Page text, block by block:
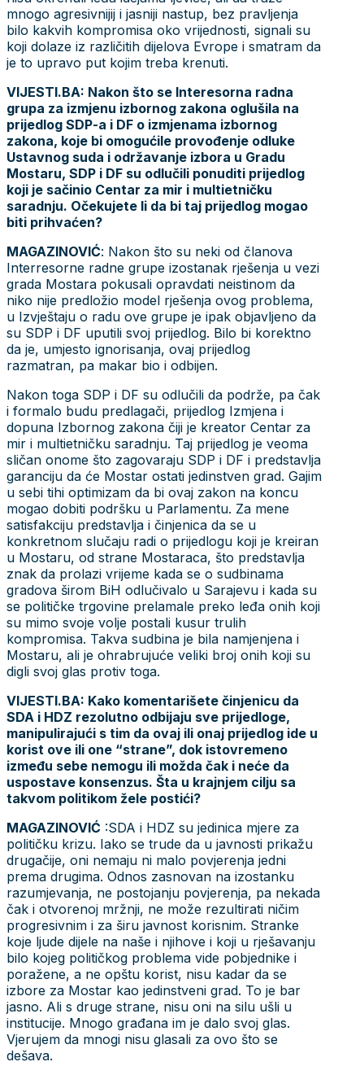
mnogo agresivnijij i jasniji nastup, bez pravljenja
bilo kakvih kompromisa oko vrijednosti, signali su
koji dolaze iz različitih dijelova Evrope i smatram da
je to upravo put kojim treba krenuti.
VIJESTI.BA: Nakon što se Interesorna radna
grupa za izmjenu izbornog zakona oglušila na
prijedlog SDP-a i DF o izmjenama izbornog
zakona, koje bi omogućile provođenje odluke
Ustavnog suda i održavanje izbora u Gradu
Mostaru, SDP i DF su odlučili ponuditi prijedlog
koji je sačinio Centar za mir i multietničku
saradnju. Očekujete li da bi taj prijedlog mogao
biti prihvaćen?
MAGAZINOVIĆ: Nakon što su neki od članova
Interresorne radne grupe izostanak rješenja u vezi
grada Mostara pokusali opravdati neistinom da
niko nije predložio model rješenja ovog problema,
u Izvještaju o radu ove grupe je ipak objavljeno da
su SDP i DF uputili svoj prijedlog. Bilo bi korektno
da je, umjesto ignorisanja, ovaj prijedlog
razmatran, pa makar bio i odbijen.
Nakon toga SDP i DF su odlučili da podrže, pa čak
i formalo budu predlagači, prijedlog Izmjena i
dopuna Izbornog zakona čiji je kreator Centar za
mir i multietničku saradnju. Taj prijedlog je veoma
sličan onome što zagovaraju SDP i DF i predstavlja
garanciju da će Mostar ostati jedinstven grad. Gajim
u sebi tihi optimizam da bi ovaj zakon na koncu
mogao dobiti podršku u Parlamentu. Za mene
satisfakciju predstavlja i činjenica da se u
konkretnom slučaju radi o prijedlogu koji je kreiran
u Mostaru, od strane Mostaraca, što predstavlja
znak da prolazi vrijeme kada se o sudbinama
gradova širom BiH odlučivalo u Sarajevu i kada su
se političke trgovine prelamale preko leđa onih koji
su mimo svoje volje postali kusur trulih
kompromisa. Takva sudbina je bila namjenjena i
Mostaru, ali je ohrabrujuće veliki broj onih koji su
digli svoj glas protiv toga.
VIJESTI.BA: Kako komentarišete činjenicu da
SDA i HDZ rezolutno odbijaju sve prijedloge,
manipulirajući s tim da ovaj ili onaj prijedlog ide u
korist ove ili one “strane”, dok istovremeno
između sebe nemogu ili možda čak i neće da
uspostave konsenzus. Šta u krajnjem cilju sa
takvom politikom žele postići?
MAGAZINOVIĆ :SDA i HDZ su jedinica mjere za
političku krizu. Iako se trude da u javnosti prikažu
drugačije, oni nemaju ni malo povjerenja jedni
prema drugima. Odnos zasnovan na izostanku
razumjevanja, ne postojanju povjerenja, pa nekada
čak i otvorenoj mržnji, ne može rezultirati ničim
progresivnim i za širu javnost korisnim. Stranke
koje ljude dijele na naše i njihove i koji u rješavanju
bilo kojeg političkog problema vide pobjednike i
poražene, a ne opštu korist, nisu kadar da se
izbore za Mostar kao jedinstveni grad. To je bar
jasno. Ali s druge strane, nisu oni na silu ušli u
institucije. Mnogo građana im je dalo svoj glas.
Vjerujem da mnogi nisu glasali za ovo što se
dešava.